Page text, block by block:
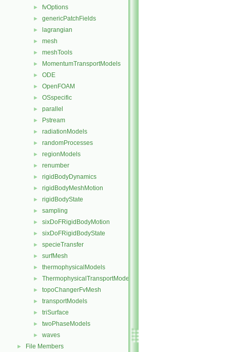
► fvOptions
► genericPatchFields
► lagrangian
► mesh
► meshTools
► MomentumTransportModels
► ODE
► OpenFOAM
► OSspecific
► parallel
► Pstream
► radiationModels
► randomProcesses
► regionModels
► renumber
► rigidBodyDynamics
► rigidBodyMeshMotion
► rigidBodyState
► sampling
► sixDoFRigidBodyMotion
► sixDoFRigidBodyState
► specieTransfer
► surfMesh
► thermophysicalModels
► ThermophysicalTransportModels
► topoChangerFvMesh
► transportModels
► triSurface
► twoPhaseModels
► waves
► File Members